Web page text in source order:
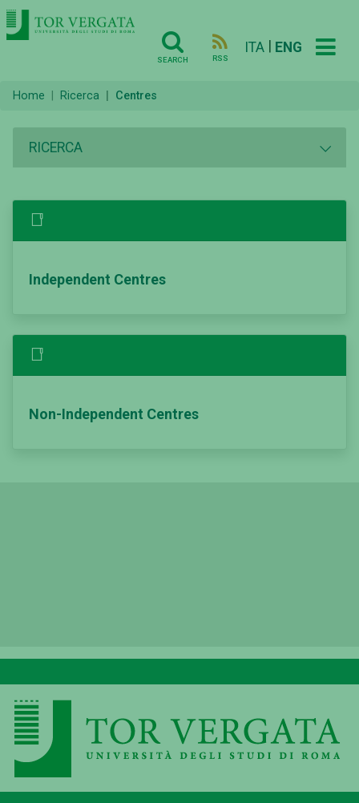
SEARCH RSS
ITA ENG
Home Ricerca Centres
RICERCA
Independent Centres
Non-Independent Centres